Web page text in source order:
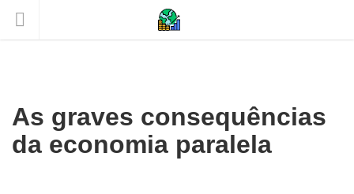
As graves consequências
da economia paralela